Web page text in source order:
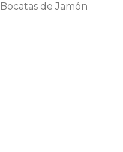
Bocatas de Jamón